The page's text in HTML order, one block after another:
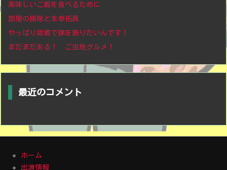
美味しいご飯を食べるために
部屋の掃除と本幸拓真
やっぱり故郷で錦を飾りたいんです！
まだまだある！ ご当地グルメ！
最近のコメント
ホーム
出演情報